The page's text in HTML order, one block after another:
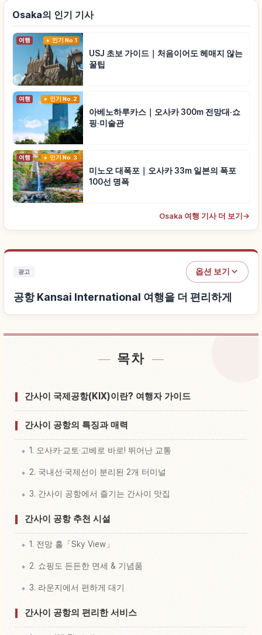
Osaka의 인기 기사
여행 인기 No.1
USJ 초보 가이드｜처음이어도 헤매지 않는
꿀팁
여행 인기 No.2
아베노하루카스｜오사카 300m 전망대·쇼
핑·미술관
여행 인기 No.3
미노오 대폭포｜오사카 33m 일본의 폭포
100선 명폭
Osaka 여행 기사 더 보기 →
광고 옵션 보기
공항 Kansai International 여행을 더 편리하게
공항 Kansai International 근처 숙소 찾기
공항 Kansai International 체험 찾기
목차
간사이 국제공항(KIX)이란? 여행자 가이드
간사이 공항의 특징과 매력
1. 오사카·교토·고베로 바로! 뛰어난 교통
2. 국내선·국제선이 분리된 2개 터미널
3. 간사이 공항에서 즐기는 간사이 맛집
간사이 공항 추천 시설
1. 전망 홀「Sky View」
2. 쇼핑도 든든한 면세 & 기념품
3. 라운지에서 편하게 대기
간사이 공항의 편리한 서비스